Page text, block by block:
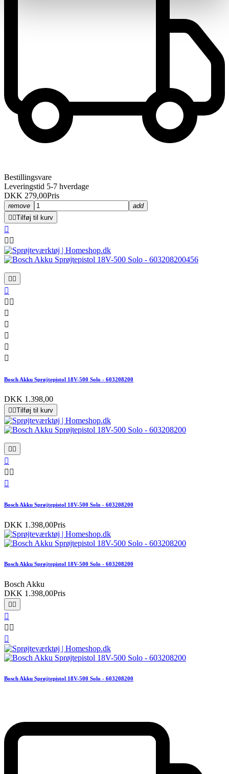
Bestillingsvare
Leveringstid 5-7 hverdage
DKK 279,00Pris
remove
add
Tilføj til kurv

 


 





Bosch Akku Sprøjtepistol 18V-500 Solo - 603208200
DKK 1.398,00
 Tilføj til kurv
 

 

Bosch Akku Sprøjtepistol 18V-500 Solo - 603208200
DKK 1.398,00Pris
Bosch Akku Sprøjtepistol 18V-500 Solo - 603208200
Bosch Akku
DKK 1.398,00Pris
 

 

Bosch Akku Sprøjtepistol 18V-500 Solo - 603208200